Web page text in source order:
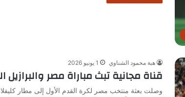
هبة محمود الشناوي 1 يونيو 2026
قناة مجانية تبث مباراة مصر والبرازيل
وصلت بعثة منتخب مصر لكرة القدم الأول إلى مطار